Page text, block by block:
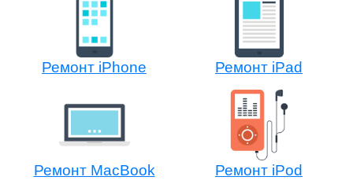
Ремонт iPhone Ремонт iPad
Ремонт MacBook Ремонт iPod